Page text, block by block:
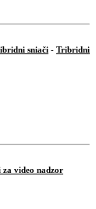
sniači - Tribridni
video nadzor